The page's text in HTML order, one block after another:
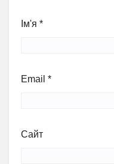
Ім'я *
Email *
Сайт